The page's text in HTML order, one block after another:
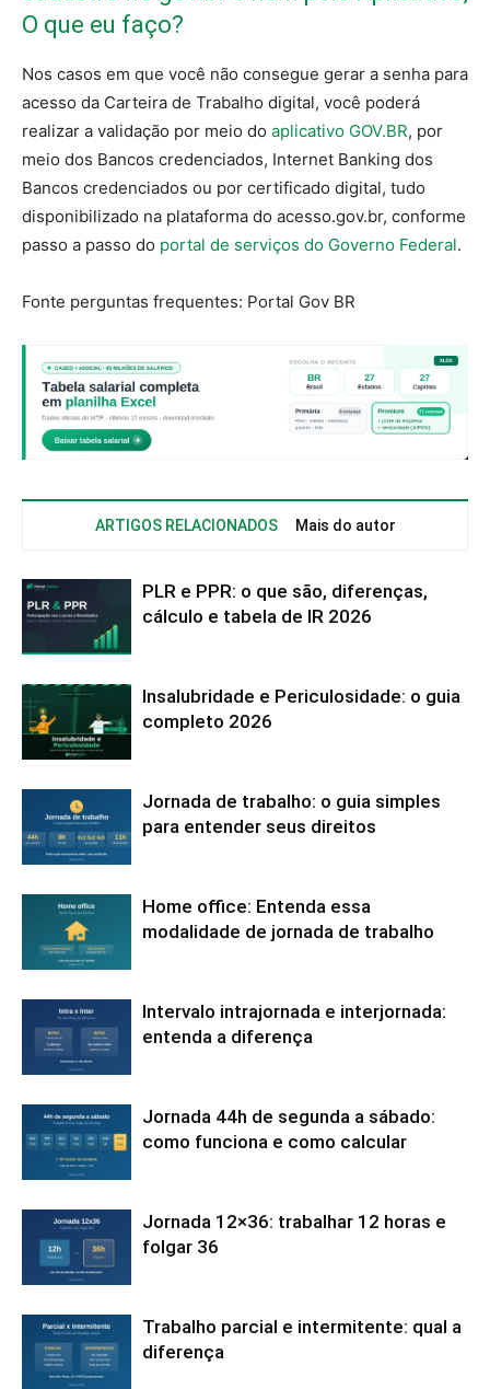
O que eu faço?
Nos casos em que você não consegue gerar a senha para
acesso da Carteira de Trabalho digital, você poderá
realizar a validação por meio do aplicativo GOV.BR, por
meio dos Bancos credenciados, Internet Banking dos
Bancos credenciados ou por certificado digital, tudo
disponibilizado na plataforma do acesso.gov.br, conforme
passo a passo do portal de serviços do Governo Federal.
Fonte perguntas frequentes: Portal Gov BR
ARTIGOS RELACIONADOS Mais do autor
PLR e PPR: o que são, diferenças,
cálculo e tabela de IR 2026
Insalubridade e Periculosidade: o guia
completo 2026
Jornada de trabalho: o guia simples
para entender seus direitos
Home office: Entenda essa
modalidade de jornada de trabalho
Intervalo intrajornada e interjornada:
entenda a diferença
Jornada 44h de segunda a sábado:
como funciona e como calcular
Jornada 12×36: trabalhar 12 horas e
folgar 36
Trabalho parcial e intermitente: qual a
diferença